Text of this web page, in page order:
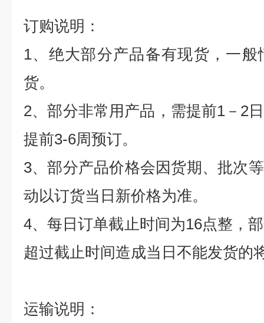
订购说明：
1、绝大部分产品备有现货，一
货。
2、部分非常用产品，需提前1 － 2
提前3-6周预订。
3、部分产品价格会因货期、批次
动以订货当日新价格为准。
4、每日订单截止时间为16点整，
超过截止时间造成当日不能发货的
运输说明：